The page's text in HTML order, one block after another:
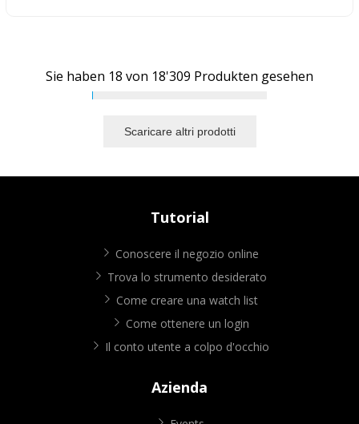
Sie haben 18 von 18'309 Produkten gesehen
Scaricare altri prodotti
Tutorial
Conoscere il negozio online
Trova lo strumento desiderato
Come creare una watch list
Come ottenere un login
Il conto utente a colpo d'occhio
Azienda